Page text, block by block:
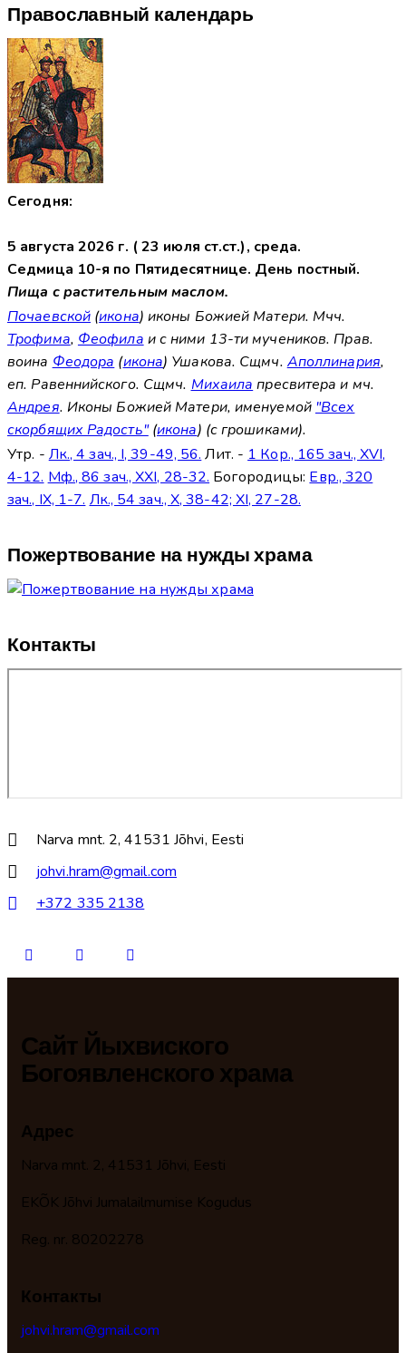
Православный календарь
Сегодня:
5 августа 2026 г. ( 23 июля ст.ст.), среда.
Седмица 10-я по Пятидесятнице. День постный.
Пища с растительным маслом.
Почаевской (икона) иконы Божией Матери. Мчч.
Трофима, Феофила и с ними 13-ти мучеников. Прав.
воина Феодора (икона) Ушакова. Сщмч. Аполлинария,
еп. Равеннийского. Сщмч. Михаила пресвитера и мч.
Андрея. Иконы Божией Матери, именуемой "Всех
скорбящих Радость"(икона) (с грошиками).
Утр. - Лк., 4 зач., I, 39-49, 56. Лит. - 1 Кор., 165 зач., XVI,
4-12. Мф., 86 зач., XXI, 28-32. Богородицы: Евр., 320
зач., IX, 1-7. Лк., 54 зач., X, 38-42; XI, 27-28.
Пожертвование на нужды храма
Контакты
Narva mnt. 2, 41531 Jõhvi, Eesti
johvi.hram@gmail.com
+372 335 2138
Сайт Йыхвиского
Богоявленского храма
Адрес
Narva mnt. 2, 41531 Jõhvi, Eesti
EKÕK Jõhvi Jumalailmumise Kogudus
Reg. nr. 80202278
Контакты
johvi.hram@gmail.com